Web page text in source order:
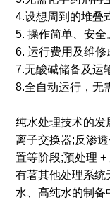
4.设想周到的堆叠
5. 操作简单、安全
6. 运行费用及维修
7.无酸碱储备及运
8.全自动运行，无
纯水处理技术的发
离子交换器;反渗
置等阶段;预处理 +
有著其他处理系统
水、高纯水的制备